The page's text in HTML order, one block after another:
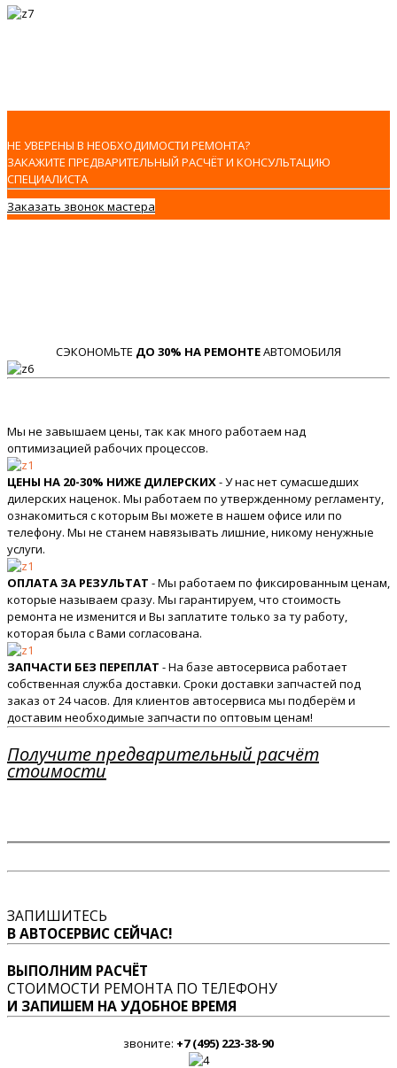
НЕ УВЕРЕНЫ В НЕОБХОДИМОСТИ РЕМОНТА?
ЗАКАЖИТЕ ПРЕДВАРИТЕЛЬНЫЙ РАСЧЁТ И КОНСУЛЬТАЦИЮ
СПЕЦИАЛИСТА
Заказать звонок мастера
СЭКОНОМЬТЕ ДО 30% НА РЕМОНТЕАВТОМОБИЛЯ
Мы не завышаем цены, так как много работаем над
оптимизацией рабочих процессов.
ЦЕНЫ НА 20-30% НИЖЕ ДИЛЕРСКИХ- У нас нет сумасшедших
дилерских наценок. Мы работаем по утвержденному регламенту,
ознакомиться с которым Вы можете в нашем офисе или по
телефону. Мы не станем навязывать лишние, никому ненужные
услуги.
ОПЛАТА ЗА РЕЗУЛЬТАТ - Мы работаем по фиксированным ценам,
которые называем сразу. Мы гарантируем, что стоимость
ремонта не изменится и Вы заплатите только за ту работу,
которая была с Вами согласована.
ЗАПЧАСТИ БЕЗ ПЕРЕПЛАТ - На базе автосервиса работает
собственная служба доставки. Сроки доставки запчастей под
заказ от 24 часов. Для клиентов автосервиса мы подберём и
доставим необходимые запчасти по оптовым ценам!
Получите предварительный расчёт
стоимости
ЗАПИШИТЕСЬ
В АВТОСЕРВИС СЕЙЧАС!
ВЫПОЛНИМ РАСЧЁТ
СТОИМОСТИ РЕМОНТА ПО ТЕЛЕФОНУ
И ЗАПИШЕМ НА УДОБНОЕ ВРЕМЯ
звоните: +7 (495) 223-38-90